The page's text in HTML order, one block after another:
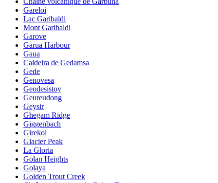
Gareloi
Lac Garibaldi
Mont Garibaldi
Garove
Garua Harbour
Gaua
Caldeira de Gedamsa
Gede
Genovesa
Geodesistoy
Geureudong
Geysir
Ghegam Ridge
Giggenbach
Girekol
Glacier Peak
La Gloria
Golan Heights
Golaya
Golden Trout Creek